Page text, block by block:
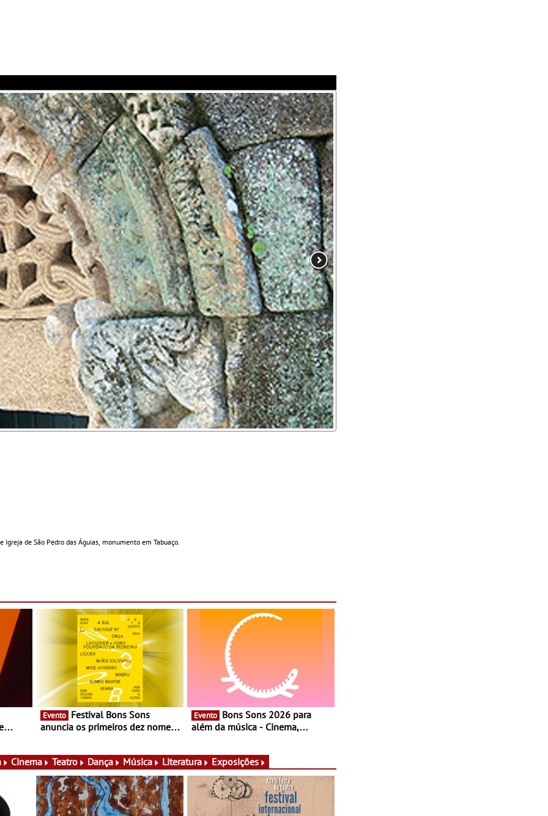
de São Pedro das Águias, monumento em Tabuaço.
Evento
anuncia os primeiros dez nomes
Evento
além da música - Cinema,
muito mais
Cinema Teatro Dança Música Literatura Exposições